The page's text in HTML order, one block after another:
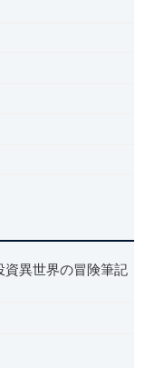
資異世界の冒険筆記